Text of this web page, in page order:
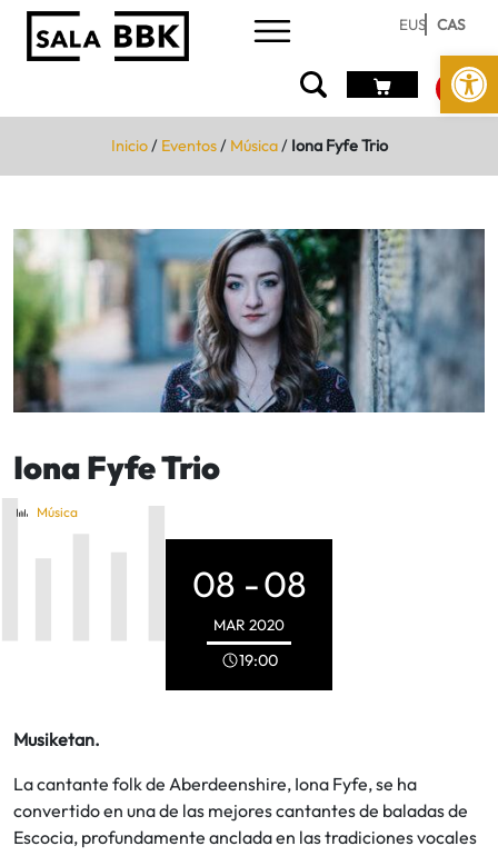
Abrir
EUS CAS
Inicio/ Eventos/ Música/ Iona Fyfe Trio
Iona Fyfe Trio
Música
08 -08
MAR 2020
19:00
Musiketan.
La cantante folk de Aberdeenshire, Iona Fyfe, se ha
convertido en una de las mejores cantantes de baladas de
Escocia, profundamente anclada en las tradiciones vocales